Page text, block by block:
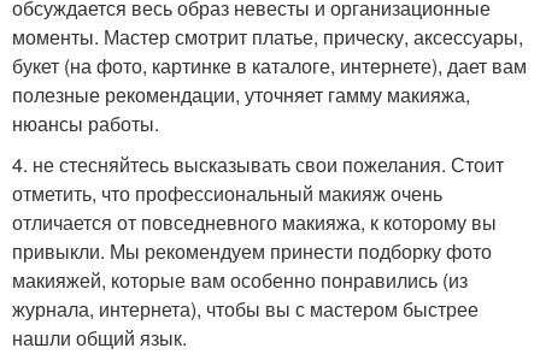
обсуждается весь образ невесты и организационные
моменты. Мастер смотрит платье, прическу, аксессуары,
букет (на фото, картинке в каталоге, интернете), дает вам
полезные рекомендации, уточняет гамму макияжа,
нюансы работы.
4. не стесняйтесь высказывать свои пожелания. Стоит
отметить, что профессиональный макияж очень
отличается от повседневного макияжа, к которому вы
привыкли. Мы рекомендуем принести подборку фото
макияжей, которые вам особенно понравились (из
журнала, интернета), чтобы вы с мастером быстрее
нашли общий язык.